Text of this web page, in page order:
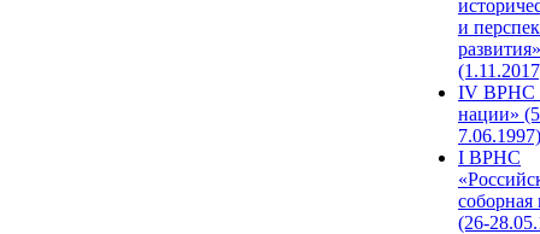
и
развития»
IV ВРНС
нации»
7.06.1997)
I ВРНС
(26-